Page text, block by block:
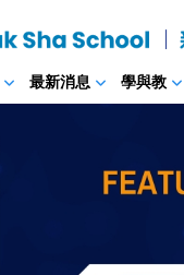
最新消息 學與教